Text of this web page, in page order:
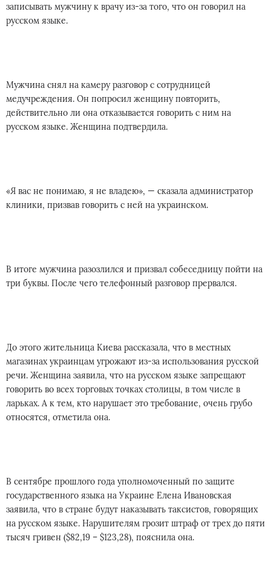
записывать мужчину к врачу из-за того, что он говорил на
русском языке.
Мужчина снял на камеру разговор с сотрудницей
медучреждения. Он попросил женщину повторить,
действительно ли она отказывается говорить с ним на
русском языке. Женщина подтвердила.
«Я вас не понимаю, я не владею», — сказала администратор
клиники, призвав говорить с ней на украинском.
В итоге мужчина разозлился и призвал собеседницу пойти на
три буквы. После чего телефонный разговор прервался.
До этого жительница Киева рассказала, что в местных
магазинах украинцам угрожают из-за использования русской
речи. Женщина заявила, что на русском языке запрещают
говорить во всех торговых точках столицы, в том числе в
ларьках. А к тем, кто нарушает это требование, очень грубо
относятся, отметила она.
В сентябре прошлого года уполномоченный по защите
государственного языка на Украине Елена Ивановская
заявила, что в стране будут наказывать таксистов, говорящих
на русском языке. Нарушителям грозит штраф от трех до пяти
тысяч гривен ($82,19 – $123,28), пояснила она.